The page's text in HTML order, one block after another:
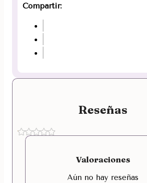
Compartir:
Reseñas
Valoraciones
Aún no hay reseñas